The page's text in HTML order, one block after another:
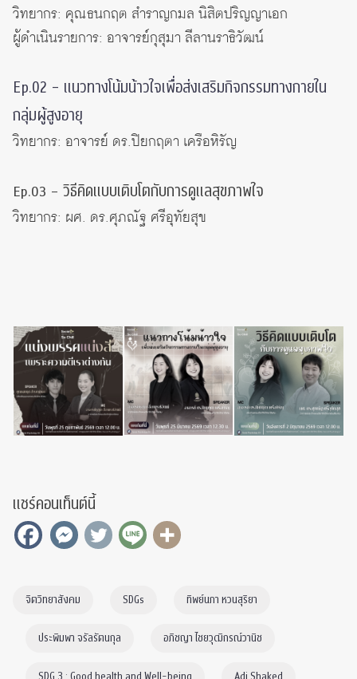
วิทยากร: คุณธนกฤต สำราญกมล นิสิตปริญญาเอก
ผู้ดำเนินรายการ: อาจารย์กุสุมา ลีลานราธิวัฒน์
Ep.02 – แนวทางโน้มน้าวใจเพื่อส่งเสริมกิจกรรมทางกายใน
กลุ่มผู้สูงอายุ
วิทยากร: อาจารย์ ดร.ปิยกฤตา เครือหิรัญ
Ep.03 – วิธีคิดแบบเติบโตกับการดูแลสุขภาพใจ
วิทยากร: ผศ. ดร.ศุภณัฐ ศรีอุทัยสุข
แชร์คอนเท็นต์นี้
จิตวิทยาสังคม SDGs ทิพย์นภา หวนสุริยา
ประพิมพา จรัลรัตนกุล อภิชญา ไชยวุฒิกรณ์วานิช